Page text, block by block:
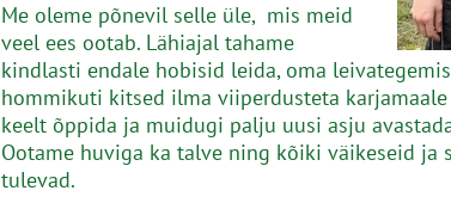
Me oleme põnevil selle üle, mis meid
veel ees ootab. Lähiajal tahame
kindlasti endale hobisid leida, oma
hommikuti kitsed ilma viiperdusteta karjamaale
keelt õppida ja muidugi palju uusi asju
Ootame huviga ka talve ning kõiki väikeseid ja
tulevad.